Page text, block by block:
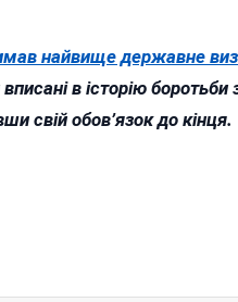
найвище державне
в історію боротьби
свій обов’язок до кінця.